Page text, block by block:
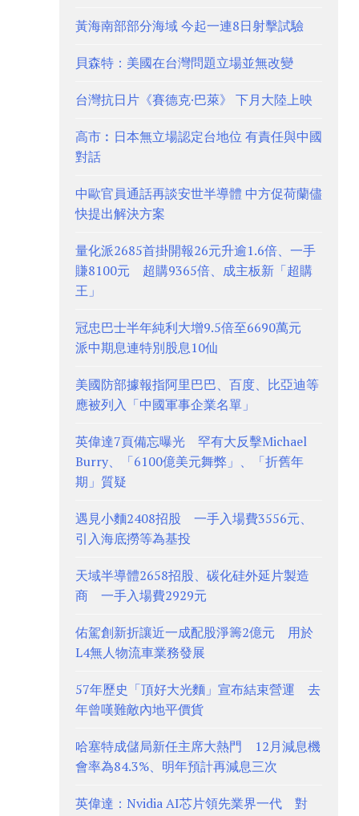
黃海南部部分海域 今起一連8日射擊試驗
貝森特：美國在台灣問題立場並無改變
台灣抗日片《賽德克·巴萊》 下月大陸上映
高市︰日本無立場認定台地位 有責任與中國
對話
中歐官員通話再談安世半導體 中方促荷蘭儘
快提出解決方案
量化派2685首掛開報26元升逾1.6倍、一手
賺8100元 超購9365倍、成主板新「超購
王」
冠忠巴士半年純利大增9.5倍至6690萬元
派中期息連特別股息10仙
美國防部據報指阿里巴巴、百度、比亞迪等
應被列入「中國軍事企業名單」
英偉達7頁備忘曝光 罕有大反擊Michael
Burry、「6100億美元舞弊」、「折舊年
期」質疑
遇見小麵2408招股 一手入場費3556元、
引入海底撈等為基投
天域半導體2658招股、碳化硅外延片製造
商 一手入場費2929元
佑駕創新折讓近一成配股淨籌2億元 用於
L4無人物流車業務發展
57年歷史「頂好大光麵」宣布結束營運 去
年曾嘆難敵內地平價貨
哈塞特成儲局新任主席大熱門 12月減息機
會率為84.3%、明年預計再減息三次
英偉達：Nvidia AI芯片領先業界一代 對